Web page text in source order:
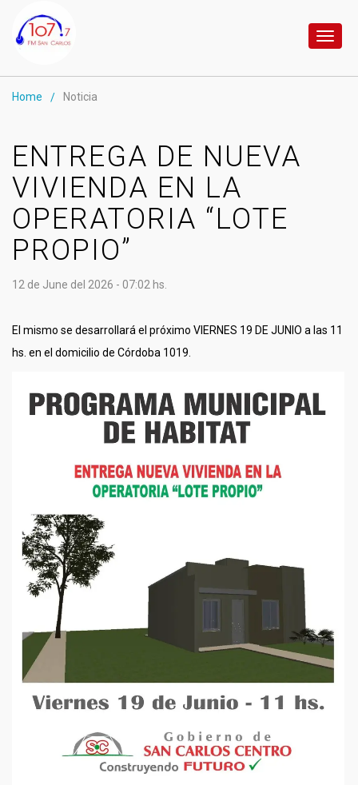
Toggle
Home / Noticia
ENTREGA DE NUEVA
VIVIENDA EN LA
OPERATORIA “LOTE
PROPIO”
12 de June del 2026 - 07:02 hs.
El mismo se desarrollará el próximo VIERNES 19 DE JUNIO a las 11
hs. en el domicilio de Córdoba 1019.